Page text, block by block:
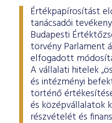
Értékpapírosítást
tanácsadói
Budapesti
törvény Parlament
elfogadott
A vállalati hitelek
és intézményi
történő
és középvállalatok
részvételét és